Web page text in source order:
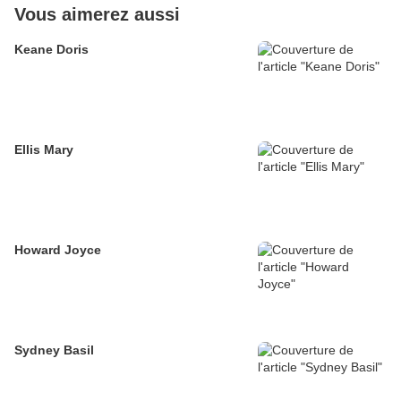
Vous aimerez aussi
Keane Doris
Ellis Mary
Howard Joyce
Sydney Basil